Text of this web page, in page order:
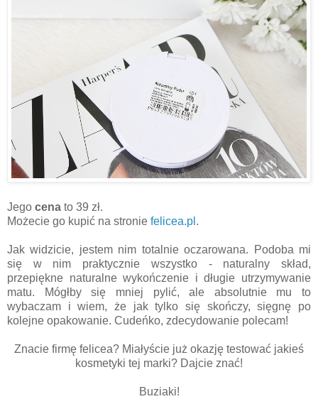
Jego cena to 39 zł.
Możecie go kupić na stronie felicea.pl .
Jak widzicie, jestem nim totalnie oczarowana. Podoba mi
się w nim praktycznie wszystko - naturalny skład,
przepiękne naturalne wykończenie i długie utrzymywanie
matu. Mógłby się mniej pylić, ale absolutnie mu to
wybaczam i wiem, że jak tylko się skończy, sięgnę po
kolejne opakowanie. Cudeńko, zdecydowanie polecam!
Znacie firmę felicea? Miałyście już okazję testować jakieś
kosmetyki tej marki? Dajcie znać!
Buziaki!